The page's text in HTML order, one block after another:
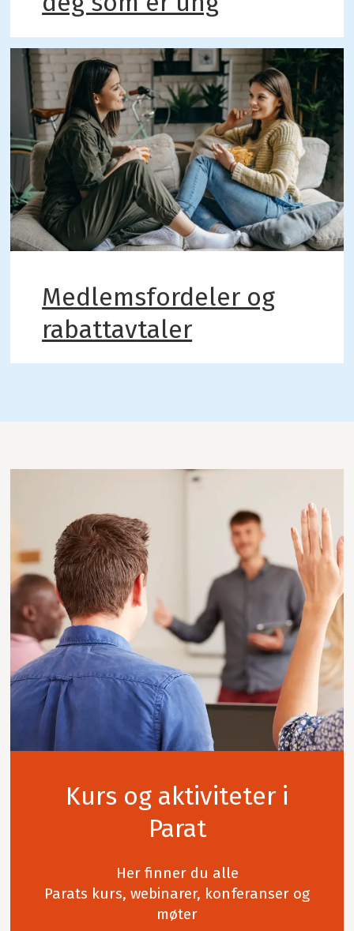
Medlemsfordeler og
rabattavtaler
Kurs og aktiviteter i
Parat
Her finner du alle
Parats kurs, webinarer, konferanser og
møter